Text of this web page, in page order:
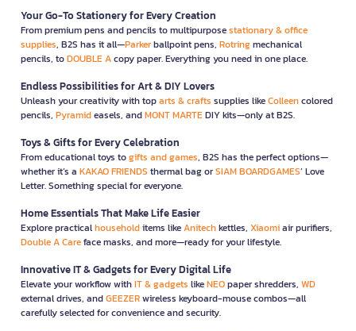
Your Go-To Stationery for Every Creation
From premium pens and pencils to multipurposestationary & office
supplies, B2S has it all—Parkerballpoint pens, Rotringmechanical
pencils, toDOUBLE Acopy paper. Everything you need in one place.
Endless Possibilities for Art & DIY Lovers
Unleash your creativity with toparts & crafts supplies likeColleencolored
pencils, Pyramideasels, andMONT MARTEDIY kits—only at B2S.
Toys & Gifts for Every Celebration
From educational toys togifts and games, B2S has the perfect options—
whether it’s a KAKAO FRIENDS thermal bag orSIAM BOARDGAMES’ Love
Letter. Something special for everyone.
Home Essentials That Make Life Easier
Explore practicalhouseholditems likeAnitechkettles, Xiaomiair purifiers,
Double A Careface masks, and more—ready for your lifestyle.
Innovative IT & Gadgets for Every Digital Life
Elevate your workflow withIT & gadgets likeNEOpaper shredders, WD
external drives, andGEEZERwireless keyboard-mouse combos—all
carefully selected for convenience and security.